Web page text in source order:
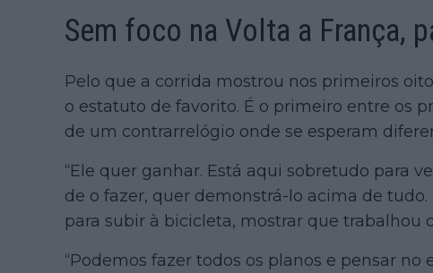
Sem foco na Volta a França,
Pelo que a corrida mostrou nos primeiros
o estatuto de favorito. É o primeiro entre os
de um contrarrelógio onde se esperam
“Ele quer ganhar. Está aqui sobretudo para
de o fazer, quer demonstrá-lo acima de
para subir à bicicleta, mostrar que trabalhou
“Podemos fazer todos os planos e pensar